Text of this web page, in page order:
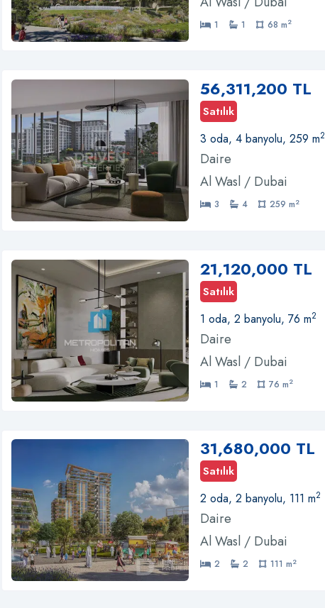
1 1 68 m2
56,311,200 TL
Satılık
3 oda, 4 banyolu, 259 m2
Daire
Al Wasl / Dubai
3 4 259 m2
21,120,000 TL
Satılık
1 oda, 2 banyolu, 76 m2
Daire
Al Wasl / Dubai
1 2 76 m2
31,680,000 TL
Satılık
2 oda, 2 banyolu, 111 m2
Daire
Al Wasl / Dubai
2 2 111 m2